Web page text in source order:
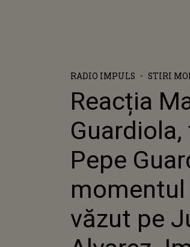
RADIO IMPULS STIRI
Reacția
Pepe
momentul
văzut pe